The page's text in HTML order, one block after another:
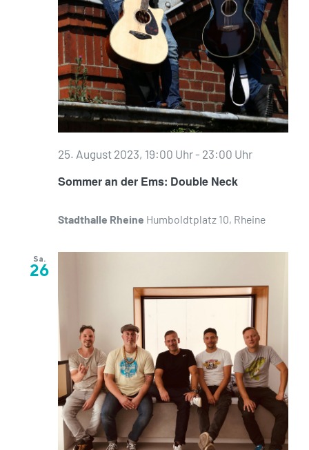
Sommer an der Ems: Double Neck
25. August 2023, 19:00 Uhr- 23:00 Uhr
Stadthalle Rheine Humboldtplatz 10, Rheine
Sa.
26